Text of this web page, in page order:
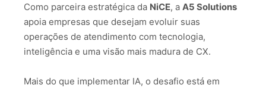
Como parceira estratégica da NiCE, a A5 Solutions
apoia empresas que desejam evoluir suas
operações de atendimento com tecnologia,
inteligência e uma visão mais madura de CX.
Mais do que implementar IA, o desafio está em